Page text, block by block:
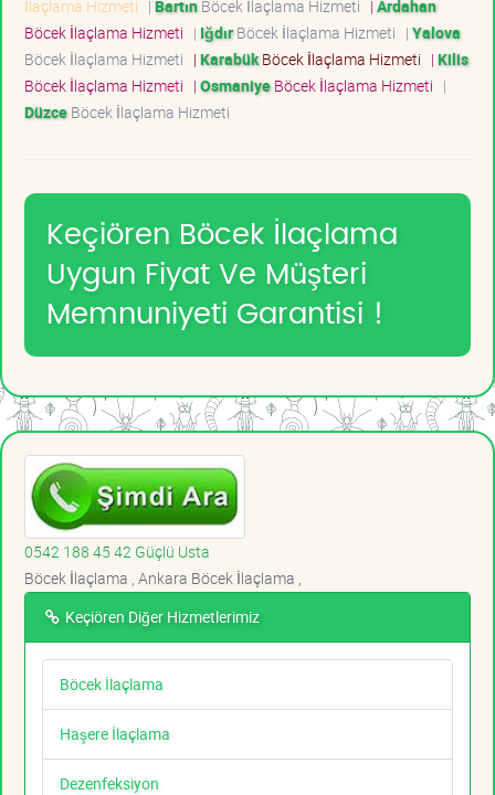
İlaçlama Hizmeti | BartınBöcek İlaçlama Hizmeti | Ardahan
Böcek İlaçlama Hizmeti | IğdırBöcek İlaçlama Hizmeti | Yalova
Böcek İlaçlama Hizmeti | KarabükBöcek İlaçlama Hizmeti | Kilis
Böcek İlaçlama Hizmeti | OsmaniyeBöcek İlaçlama Hizmeti |
DüzceBöcek İlaçlama Hizmeti
Keçiören Böcek İlaçlama
Uygun Fiyat Ve Müşteri
Memnuniyeti Garantisi !
0542 188 45 42 Güçlü Usta
Böcek İlaçlama , Ankara Böcek İlaçlama ,
Keçiören Diğer Hizmetlerimiz
Böcek İlaçlama
Haşere İlaçlama
Dezenfeksiyon